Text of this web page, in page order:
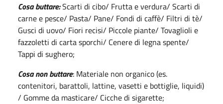
Cosa buttare:Scarti di cibo/ Frutta e verdura/ Scarti di
carne e pesce/ Pasta/ Pane/ Fondi di caffè/ Filtri di tè/
Gusci di uovo/ Fiori recisi/ Piccole piante/ Tovaglioli e
fazzoletti di carta sporchi/ Cenere di legna spente/
Tappi di sughero;
Cosa non buttare: Materiale non organico (es.
contenitori, barattoli, lattine, vasetti e bottiglie, liquidi)
/ Gomme da masticare/ Cicche di sigarette;